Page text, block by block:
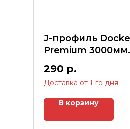
J-профиль Docke
Premium 3000мм
Доставка от 1-го дня
290 р.
В корзину